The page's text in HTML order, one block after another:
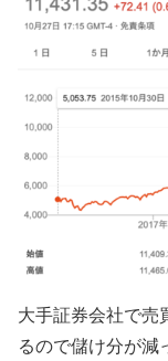
大手証券会社で売
るので儲け分が減